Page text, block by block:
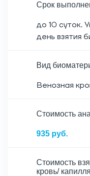
Срок
до 10 суток.
день взятия
Вид
Венозная
Cтоимость
935 руб.
Стоимость
кровь/